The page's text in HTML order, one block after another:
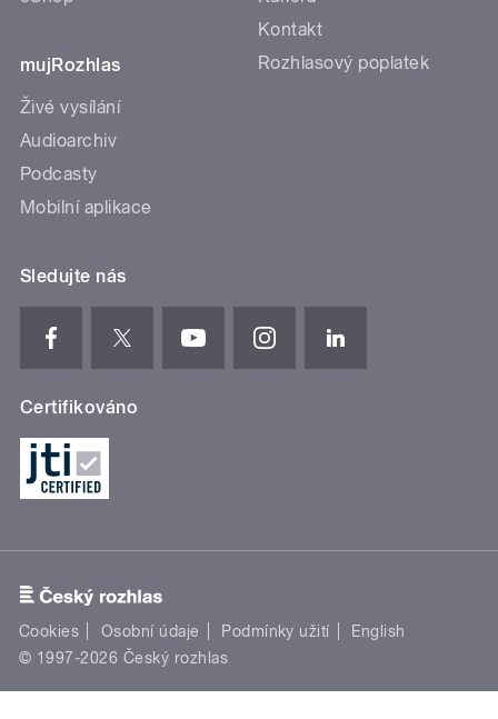
mujRozhlas
Živé vysílání
Audioarchiv
Podcasty
Mobilní aplikace
Kontakt
Rozhlasový poplatek
Sledujte nás
Certifikováno
Cookies Osobní údaje Podmínky užití
English
© 1997-2026 Český rozhlas